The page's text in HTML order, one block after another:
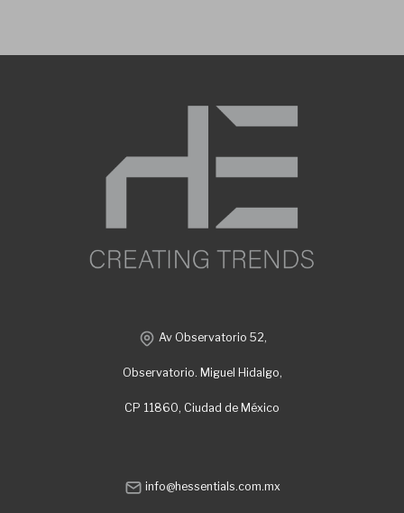
Av Observatorio 52,
Observatorio. Miguel Hidalgo,
CP 11860, Ciudad de México
info@hessentials.com.mx